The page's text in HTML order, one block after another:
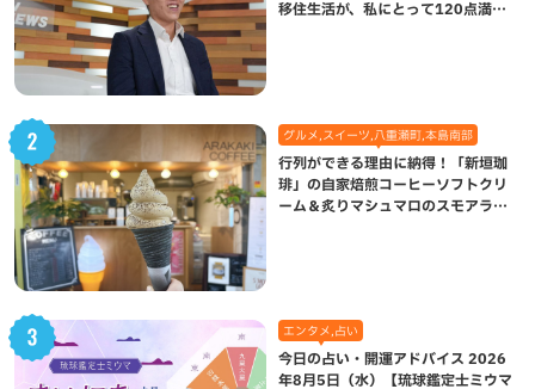
移住生活が、私にとって120点満点
グルメ,スイーツ,八重瀬町,本島南部
行列ができる理由に納得！「新垣珈
琲」の自家焙煎コーヒーソフトクリ
ーム＆炙りマシュマロのスモアラテ
エンタメ,占い
今日の占い・開運アドバイス 2026
年8月5日（水）【琉球鑑定士ミウマ